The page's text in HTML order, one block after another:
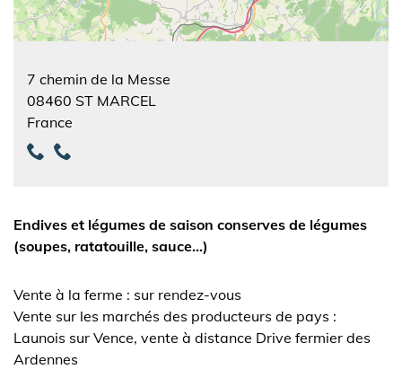
7 chemin de la Messe
08460 ST MARCEL
France
Endives et légumes de saison conserves de légumes
(soupes, ratatouille, sauce...)
Vente à la ferme : sur rendez-vous
Vente sur les marchés des producteurs de pays :
Launois sur Vence, vente à distance Drive fermier des
Ardennes